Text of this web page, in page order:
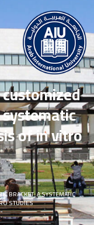
of in vitro
BRACKET: A SYSTEMATIC
STUDIES